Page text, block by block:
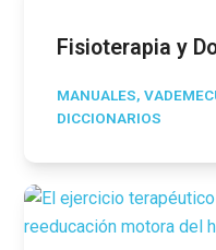
Fisioterapia y
MANUALES,
DICCIONARIOS